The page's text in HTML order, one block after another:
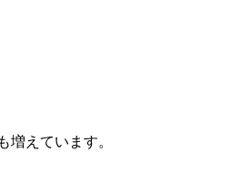
増えています。